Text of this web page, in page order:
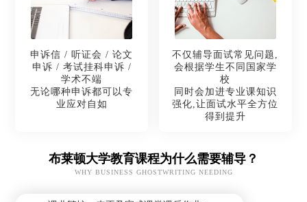
申诉信 / 听证会 / 论文
申诉 / 考试挂科申诉 /
学术不端
无论哪种申诉都可以专
业应对自如
不仅辅导面试常见问题,
会根据学生不同国家学
校
同时会加进专业课知识
强化,让面试水平全方位
得到提升
布莱顿大学教育课程为什么需要辅导？
WHY BUSINESS GHOSTWRITING NEEDING